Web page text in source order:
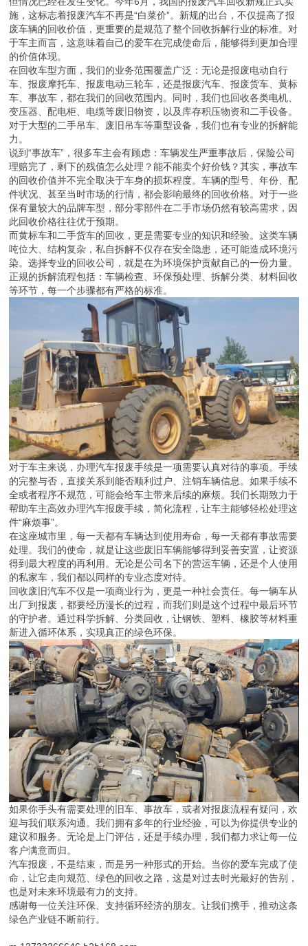
施，这标志着报废汽车不再是“白菜价”。新规的出台，不仅提高了报
废车辆的回收价值，更重要的是规范了整个回收拆解行业的标准。对
于车主而言，这意味着自己的爱车在完成使命后，能够得到更加合理
的价值体现。
在回收车型方面，我们的业务范围覆盖广泛：无论是报废电动自行
车、报废摩托车、报废电动三轮车，还是报废汽车、报废货车、黄标
车、事故车，都在我们的回收范围内。同时，我们也回收各类电机、
变压器、配电柜、电缆等废旧物资，以及库存积压物资和二手设备。
对于大型的二手吊车、废旧吊车等重型设备，我们也有专业的拆解能
力。
说到“事故车”，很多车主会有顾虑：车辆发生严重事故后，保险公司
理赔完了，剩下的残值怎么处理？能不能卖个好价钱？其实，事故车
的回收价值并不完全取决于车身的损坏程度。车辆的型号、年份、配
件状况、甚至当时市场的行情，都会影响最终的回收价格。对于一些
保有量较大的品牌车型，部分零部件在二手市场仍然有较高需求，因
此回收价格往往优于预期。
而黄标车和二手货车的回收，更是需要专业的知识和经验。这类车辆
吨位大、结构复杂，私自拆解不仅存在安全隐患，还可能造成环境污
染。选择专业的回收公司，就是在为环境保护贡献自己的一份力量。
正规的拆解流程包括：车辆检查、环保预处理、拆解分类、材料回收
等环节，每一个步骤都有严格的标准。
对于车主来说，办理汽车报废手续是一项需要认真对待的事项。手续
的完整与否，直接关系到能否顺利过户、注销车辆信息。如果手续不
全或者程序不规范，可能会给车主带来后续的麻烦。我们长期致力于
帮助车主高效办理汽车报废手续，简化流程，让车主能够轻松处理这
件“麻烦事”。
在这座城市里，每一天都有车辆达到使用寿命，每一天都有事故需要
处理。我们的使命，就是让这些废旧车辆能够得到妥善安置，让资源
得到最大程度的再利用。无论是公司名下的营运车辆，还是个人使用
的私家车，我们都以同样的专业态度对待。
回收废旧汽车不仅是一项商业行为，更是一种社会责任。每一辆车从
出厂到报废，都要经历漫长的过程，而我们则是这个过程中最后环节
的守护者。通过科学拆解、分类回收，让钢铁、塑料、橡胶等材料重
新进入循环体系，实现真正的绿色环保。
如果你手头有需要处理的旧车、事故车，或者对报废流程有疑问，欢
迎与我们联系沟通。我们拥有多年的行业经验，可以为你提供专业的
建议和服务。无论是上门评估，还是手续办理，我们都力求让每一位
客户满意而归。
汽车报废，不是结束，而是另一种形式的开始。当你的爱车完成了使
命，让它走向规范、绿色的回收之路，这是对过去时光最好的告别，
也是对未来环境最有力的支持。
感谢每一位关注环保、支持循环经济的朋友。让我们携手，推动这条
绿色产业链不断前行。